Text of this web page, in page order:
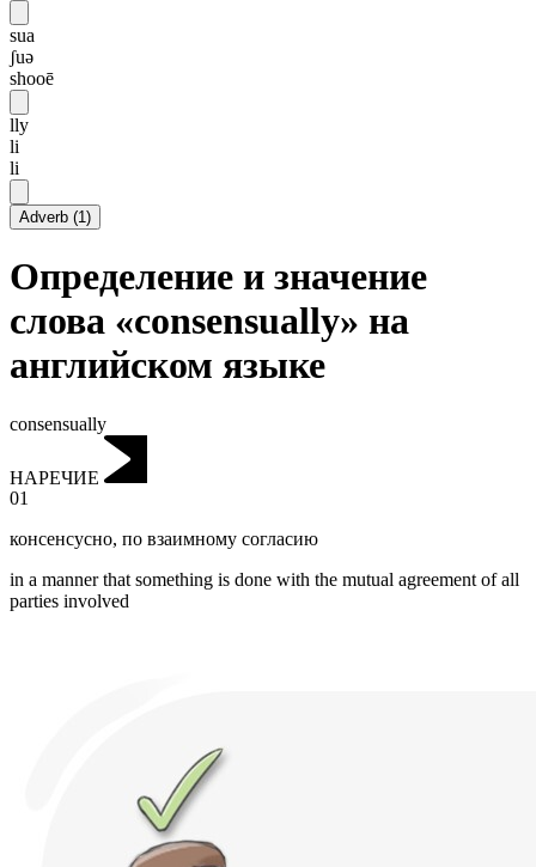
sua
ʃuə
shooē
lly
li
li
Adverb (1)
Определение и значение
слова «consensually» на
английском языке
consensually
НАРЕЧИЕ
01
консенсусно, по взаимному согласию
in a manner that something is done with the mutual agreement of all
parties involved